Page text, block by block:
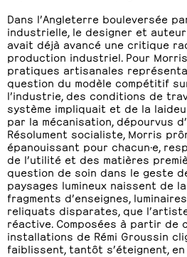
Dans l’Angleterre bouleversée
industrielle, le designer et auteur
avait déjà avancé une critique
production industriel. Pour
pratiques artisanales
question du modèle compétitif
l’industrie, des conditions de
système impliquait et de la
par la mécanisation, dépourvus
Résolument socialiste, Morris
épanouissant pour chacun·e,
de l’utilité et des matières
question de soin dans le geste
paysages lumineux naissent de
fragments d’enseignes,
reliquats disparates, que
réactive. Composées à partir de
installations de Rémi Groussin
faiblissent, tantôt s’éteignent,